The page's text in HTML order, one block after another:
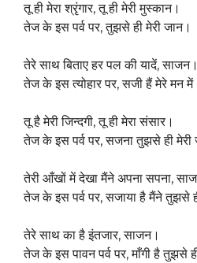
तू ही मेरा श्रृंगार, तू ही मेरी मुस्कान।
तेज के इस पर्व पर, तुझसे ही मेरी जान।
तेरे साथ बिताए हर पल की यादें, साजन।
तेज के इस त्योहार पर, सजी हैं मेरे मन
तू है मेरी जिन्दगी, तू ही मेरा संसार।
तेज के इस पर्व पर, सजना तुझसे ही मेरी
तेरी आँखों में देखा मैंने अपना सपना,
तेज के इस पर्व पर, सजाया है मैंने तुझसे
तेरे साथ का है इंतजार, साजन।
तेज के इस पावन पर्व पर, माँगी है तुझसे